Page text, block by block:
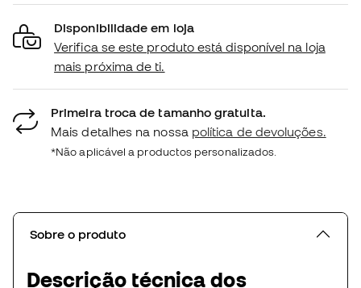
Disponibilidade em loja
Verifica se este produto está disponível na loja
mais próxima de ti.
Primeira troca de tamanho gratuita.
Mais detalhes na nossa política de devoluções.
*Não aplicável a productos personalizados.
Sobre o produto
Descrição técnica dos